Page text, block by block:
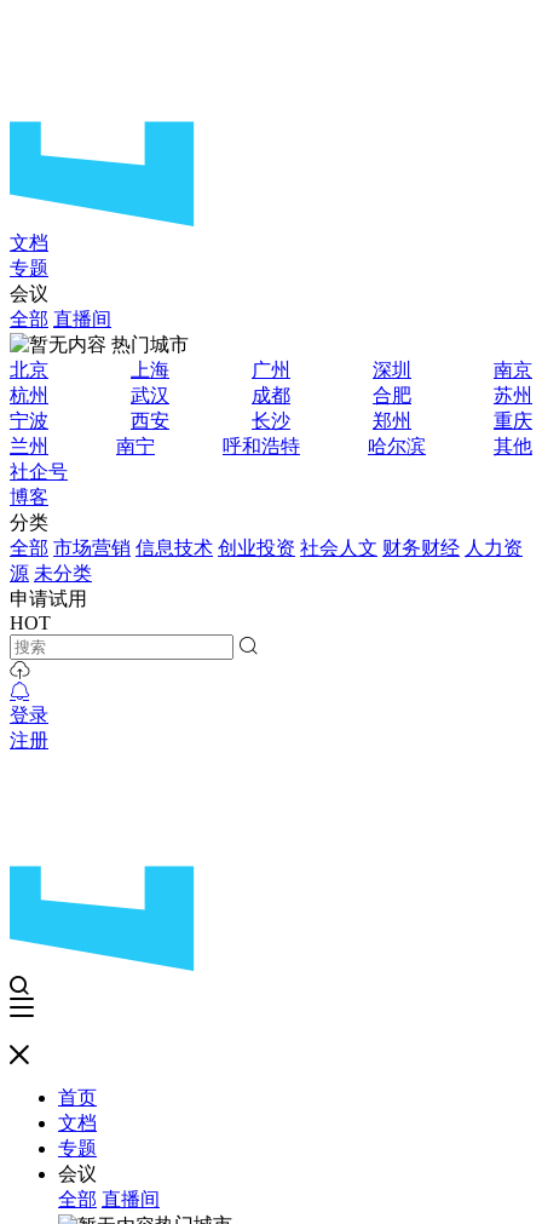
文档
专题
会议
全部 直播间
热门城市
北京
上海 广州 深圳
南京
杭州
武汉 成都 合肥
苏州
宁波
西安 长沙 郑州
重庆
兰州
南宁 呼和浩特 哈尔滨
其他
社企号
博客
分类
全部 市场营销 信息技术 创业投资 社会人文 财务财经 人力资
源 未分类
申请试用
HOT
登录
注册
首页
文档
专题
会议
全部 直播间